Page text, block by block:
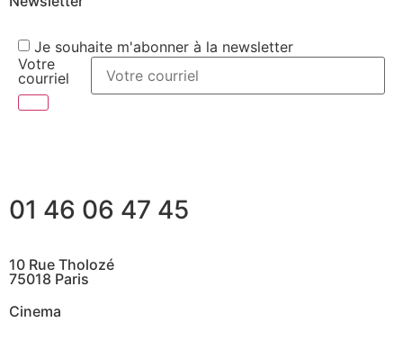
Je souhaite m'abonner à la newsletter
Votre
courriel
01 46 06 47 45
10 Rue Tholozé
75018 Paris
Cinema